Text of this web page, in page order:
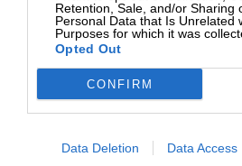
Retention, Sale, and/or Sharing
Personal Data that Is Unrelated
Purposes for which it was
Opted Out
CONFIRM
Data Deletion Data Access
Newyddion arall yn
Gwastraff
Casgliadau gwastraff swmpus
10/07/2026
29/06/2026